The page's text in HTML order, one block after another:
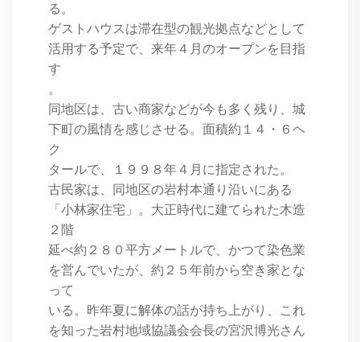
る。
ゲストハウスは滞在型の観光拠点などとして
活用する予定で、来年４月のオープンを目指
す
。
同地区は、古い商家などが今も多く残り、城
下町の風情を感じさせる。面積約１４・６ヘ
ク
タールで、１９９８年４月に指定された。
古民家は、同地区の岩村本通り沿いにある
「小林家住宅」。大正時代に建てられた木造
２階
延べ約２８０平方メートルで、かつて染色業
を営んでいたが、約２５年前から空き家とな
って
いる。昨年夏に解体の話が持ち上がり、これ
を知った岩村地域協議会会長の宮沢博光さん